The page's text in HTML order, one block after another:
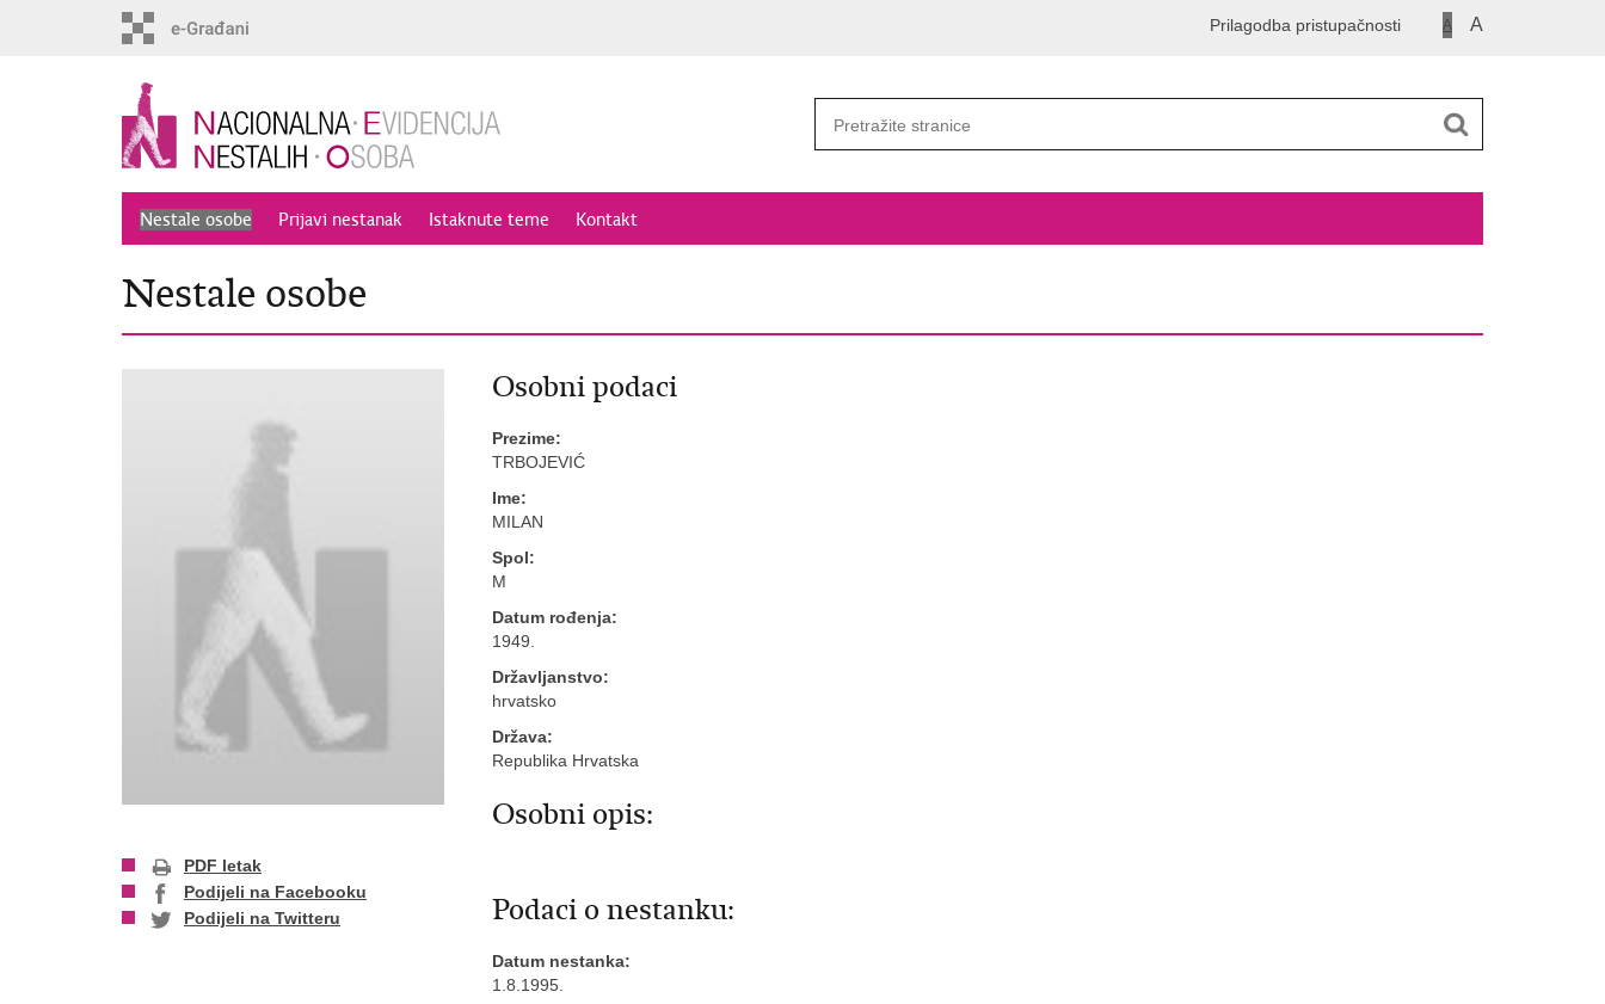
A A
Prilagodba pristupačnosti
Nestale osobe Prijavi nestanak Istaknute teme Kontakt
Nestale osobe
PDF letak
Podijeli na Facebooku
Podijeli na Twitteru
Osobni podaci
Prezime:
TRBOJEVIĆ
Ime:
MILAN
Spol:
M
Datum rođenja:
1949.
Državljanstvo:
hrvatsko
Država:
Republika Hrvatska
Osobni opis:
Podaci o nestanku:
Datum nestanka:
1.8.1995.